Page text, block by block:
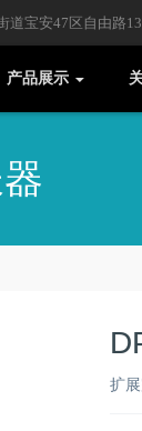
道宝安47区自由路
产品展示
扩